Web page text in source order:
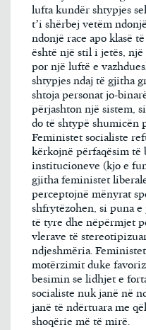
lufta kundër shtypjes
t’i shërbej vetëm
ndonjë race apo klasë
është një stil i jetës,
por një luftë e
shtypjes ndaj të gjitha
shtoja personat jo-
përjashton një sistem,
do të shtypë shumicën
Feministet socialiste
kërkojnë përfaqësim të
institucioneve (kjo e
gjitha feministet
perceptojnë mënyrat
shfrytëzohen, si puna
të tyre dhe nëpërmjet
vlerave të
ndjeshmëria.
motërzimit duke
besimin se lidhjet e
socialiste nuk janë në
janë të ndërtuara me
shoqërie më të mirë.